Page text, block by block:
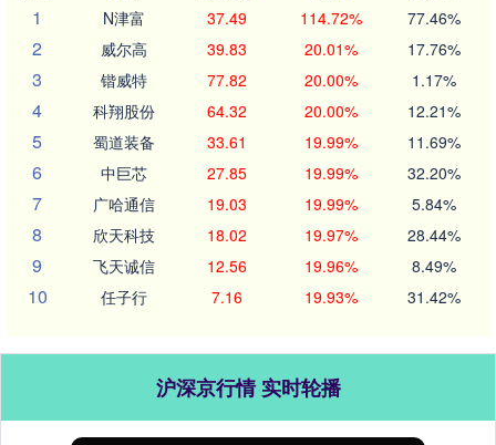
1
N津富 37.49 114.72% 77.46%
2 威尔高 39.83 20.01% 17.76%
3 锴威特 77.82 20.00% 1.17%
4 科翔股份 64.32 20.00% 12.21%
5 蜀道装备 33.61 19.99% 11.69%
6 中巨芯 27.85 19.99% 32.20%
7 广哈通信 19.03 19.99% 5.84%
8 欣天科技 18.02 19.97% 28.44%
9 飞天诚信 12.56 19.96% 8.49%
10 任子行 7.16 19.93% 31.42%
沪深京行情 实时轮播